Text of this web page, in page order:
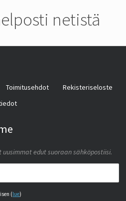
netistä
Toimitusehdot
Rekisteriseloste
edut suoraan sähköpostiisi.
(lue)